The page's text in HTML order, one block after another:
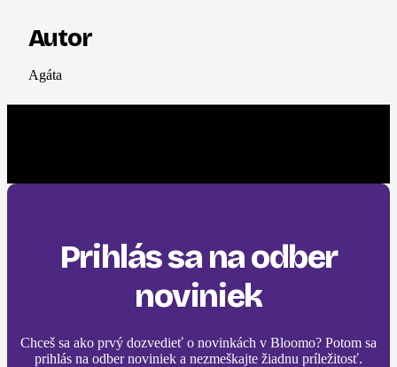
Autor
Agáta
Prihlás sa na odber
noviniek
Chceš sa ako prvý dozvedieť o novinkách v Bloomo? Potom sa
prihlás na odber noviniek a nezmeškajte žiadnu príležitosť.